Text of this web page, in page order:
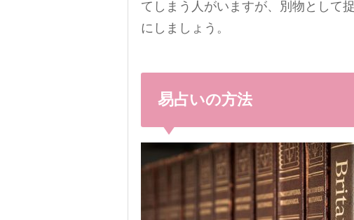
てしまう人がいますが、別物として
にしましょう。
易占いの方法